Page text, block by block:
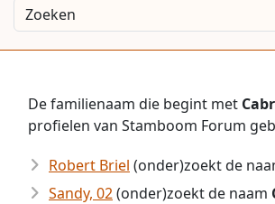
De familienaam die begint met
profielen van Stamboom Forum
Robert Briel (onder)zoekt de
Sandy, 02(onder)zoekt de naam